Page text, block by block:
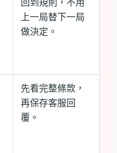
回到規則，不用
上一局替下一局
做決定。
先看完整條款，
再保存客服回
覆。